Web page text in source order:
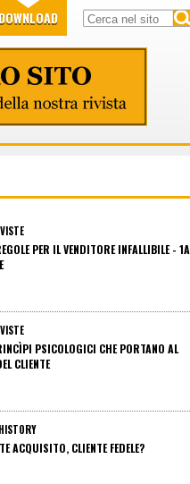
DOWNLOAD
PER IL VENDITORE INFALLIBILE - 1A
PSICOLOGICI CHE PORTANO AL
CLIENTE
ACQUISITO, CLIENTE FEDELE?